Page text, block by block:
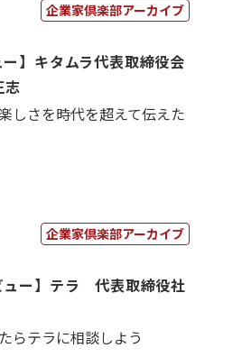
企業家倶楽部アーカイブ
ー】キタムラ代表取締役会
しさを時代を超えて伝えた
企業家倶楽部アーカイブ
ュー】テラ 代表取締役社
らテラに相談しよう